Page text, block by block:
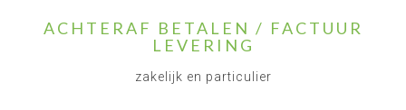
ACHTERAF BETALEN / FACTUUR
LEVERING
zakelijk en particulier